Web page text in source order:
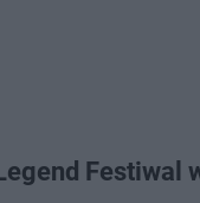
Festiwal